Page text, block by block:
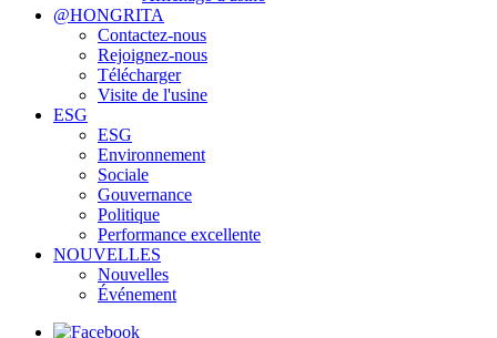
@HONGRITA
Contactez-nous
Rejoignez-nous
Télécharger
Visite de l'usine
ESG
ESG
Environnement
Sociale
Gouvernance
Politique
Performance excellente
NOUVELLES
Nouvelles
Événement